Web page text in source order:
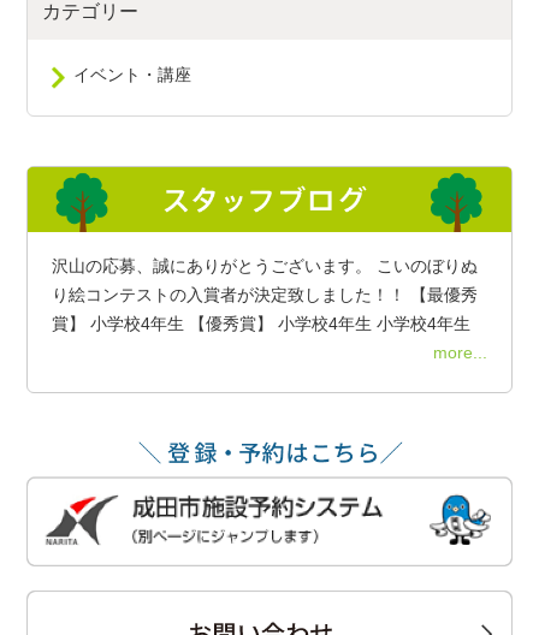
カテゴリー
イベント・講座
沢山の応募、誠にありがとうございます。 こいのぼりぬ
り絵コンテストの入賞者が決定致しました！！ 【最優秀
賞】 小学校4年生 【優秀賞】 小学校4年生 小学校4年生
more...